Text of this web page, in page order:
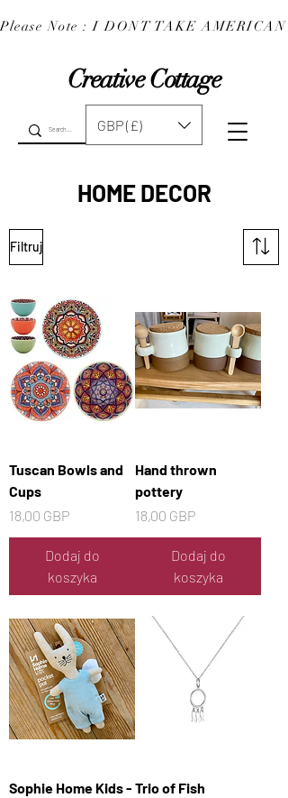
Creative Cottage
Please Note : I DONT TAKE
GBP (£)
HOME DECOR
Filtruj
Tuscan Bowls and
Cups
Cena
18,00 GBP
Dodaj do
koszyka
Hand thrown
pottery
Cena
18,00 GBP
Dodaj do
koszyka
Sophie Home Kids - Trio of Fish